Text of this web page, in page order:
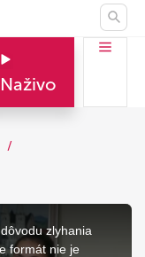
Naživo
zlyhania
formát nie je